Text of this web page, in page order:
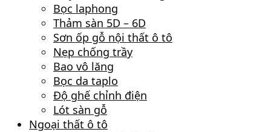
Bọc laphong
Thảm sàn 5D – 6D
Sơn ốp gỗ nội thất ô tô
Nẹp chống trầy
Bao vô lăng
Bọc da taplo
Độ ghế chỉnh điện
Lót sàn gỗ
Ngoại thất ô tô